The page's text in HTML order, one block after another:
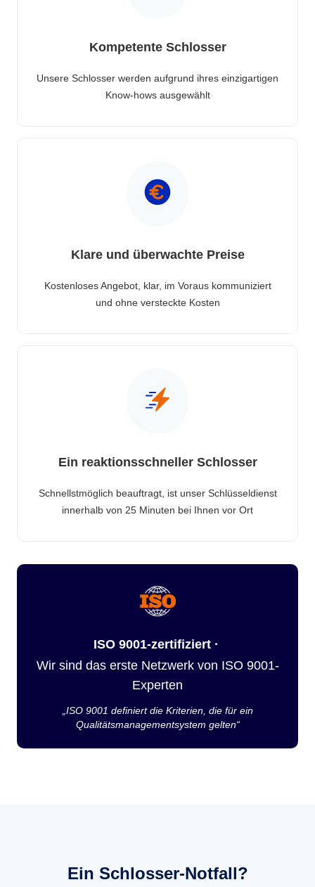
Kompetente Schlosser
Unsere Schlosser werden aufgrund ihres einzigartigen
Know-hows ausgewählt
Klare und überwachte Preise
Kostenloses Angebot, klar, im Voraus kommuniziert
und ohne versteckte Kosten
Ein reaktionsschneller Schlosser
Schnellstmöglich beauftragt, ist unser Schlüsseldienst
innerhalb von 25 Minuten bei Ihnen vor Ort
ISO 9001-zertifiziert ·
Wir sind das erste Netzwerk von ISO 9001-
Experten
„ISO 9001 definiert die Kriterien, die für ein
Qualitätsmanagementsystem gelten“
Ein Schlosser-Notfall?